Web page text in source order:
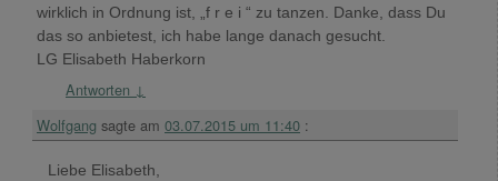
wirklich in Ordnung ist, „f r e i “ zu tanzen. Danke, dass Du
das so anbietest, ich habe lange danach gesucht.
LG Elisabeth Haberkorn
Antworten ↓
Wolfgang sagte am 03.07.2015 um 11:40 :
Liebe Elisabeth,